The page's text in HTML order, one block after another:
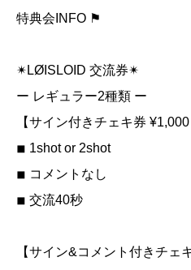
特典会INFO ⚑
✴︎LØISLOID 交流券✴︎
ー レギュラー2種類 ー
【サイン付きチェキ券 ¥1,000
◾︎ 1shot or 2shot
◾︎ コメントなし
◾︎ 交流40秒
【サイン&コメント付きチェ